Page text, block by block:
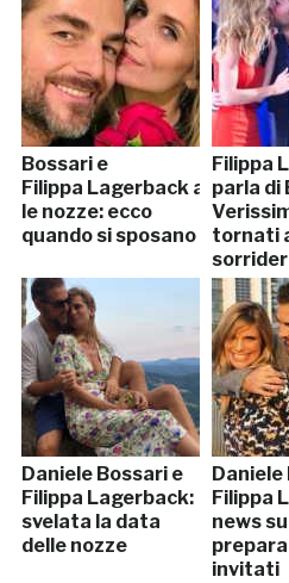
Bossari e
Filippa Lagerback
le nozze: ecco
quando si sposano
Filippa
parla di
tornati
Daniele Bossari e
Filippa Lagerback:
svelata la data
delle nozze
Daniele
Filippa
news
invitati